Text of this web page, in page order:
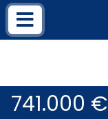
741.000 €